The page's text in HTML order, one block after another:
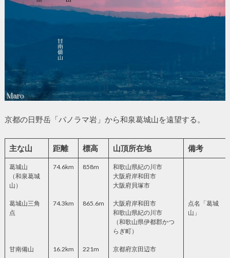
京都の日野岳「パノラマ岩」から和泉葛城山を遠望する。
主な山 距離 標高 山頂所在地 備考
葛城山
（和泉葛城
山）
74.6km 858m
和歌山県紀の川市
大阪府岸和田市
大阪府貝塚市
葛城山三角
点
74.3km 865.6m
大阪府岸和田市
和歌山県紀の川市
（和歌山県伊都郡かつ
らぎ町）
点名「葛城
山」
甘南備山 16.2km 221m 京都府京田辺市